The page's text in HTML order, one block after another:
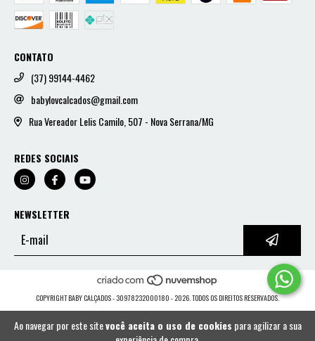
Ao navegar por este sitevocê aceita o uso de cookies para agilizar a sua
CONTATO
(37) 99144-4462
babylovcalcados@gmail.com
Rua Vereador Lelis Camilo, 507 - Nova Serrana/MG
REDES SOCIAIS
NEWSLETTER
COPYRIGHT BABY CALÇADOS - 30978232000180 - 2026. TODOS OS DIREITOS RESERVADOS.